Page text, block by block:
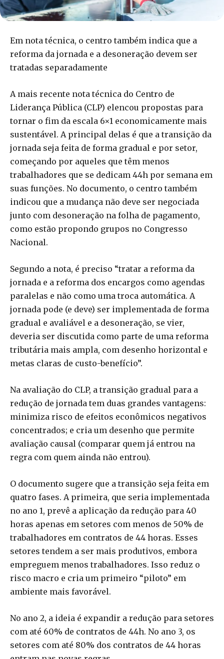
Em nota técnica, o centro também indica que a
reforma da jornada e a desoneração devem ser
tratadas separadamente
A mais recente nota técnica do Centro de
Liderança Pública (CLP) elencou propostas para
tornar o fim da escala 6×1 economicamente mais
sustentável. A principal delas é que a transição da
jornada seja feita de forma gradual e por setor,
começando por aqueles que têm menos
trabalhadores que se dedicam 44h por semana em
suas funções. No documento, o centro também
indicou que a mudança não deve ser negociada
junto com desoneração na folha de pagamento,
como estão propondo grupos no Congresso
Nacional.
Segundo a nota, é preciso “tratar a reforma da
jornada e a reforma dos encargos como agendas
paralelas e não como uma troca automática. A
jornada pode (e deve) ser implementada de forma
gradual e avaliável e a desoneração, se vier,
deveria ser discutida como parte de uma reforma
tributária mais ampla, com desenho horizontal e
metas claras de custo-benefício”.
Na avaliação do CLP, a transição gradual para a
redução de jornada tem duas grandes vantagens:
minimiza risco de efeitos econômicos negativos
concentrados; e cria um desenho que permite
avaliação causal (comparar quem já entrou na
regra com quem ainda não entrou).
O documento sugere que a transição seja feita em
quatro fases. A primeira, que seria implementada
no ano 1, prevê a aplicação da redução para 40
horas apenas em setores com menos de 50% de
trabalhadores em contratos de 44 horas. Esses
setores tendem a ser mais produtivos, embora
empreguem menos trabalhadores. Isso reduz o
risco macro e cria um primeiro “piloto” em
ambiente mais favorável.
No ano 2, a ideia é expandir a redução para setores
com até 60% de contratos de 44h. No ano 3, os
setores com até 80% dos contratos de 44 horas